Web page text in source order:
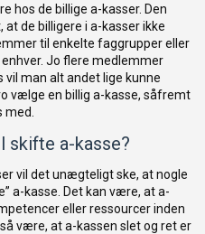
hos de billige a-kasser. Den
de billigere i a-kasser ikke
til enkelte faggrupper eller
Jo flere medlemmer
vil man alt andet lige kunne
vælge en billig a-kasse, såfremt
med.
skifte a-kasse?
vil det unægteligt ske, at nogle
a-kasse. Det kan være, at a-
eller ressourcer inden
være, at a-kassen slet og ret er